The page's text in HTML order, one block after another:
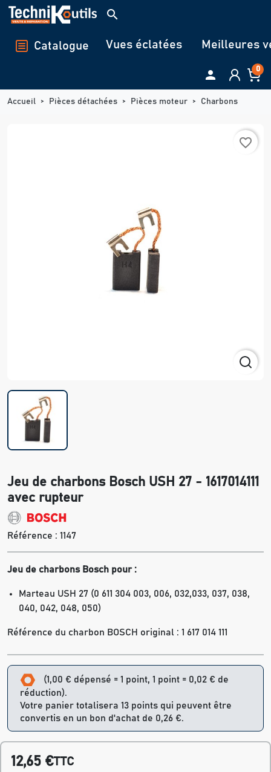
Panneau de gestion des cookies
search
Catalogue Vues éclatées Meilleures
 0
Accueil Pièces détachées Pièces moteur Charbons
favorite_border
Jeu de charbons Bosch USH 27 - 1617014111
avec rupteur
Référence : 1147
Jeu de charbons Bosch pour :
Marteau USH 27 (0 611 304 003, 006, 032,033, 037, 038,
040, 042, 048, 050)
Référence du charbon BOSCH original : 1 617 014 111
(1,00 € dépensé = 1 point, 1 point = 0,02 € de
réduction).
Votre panier totalisera 13 points qui peuvent être
convertis en un bon d'achat de 0,26 €.
12,65 €TTC